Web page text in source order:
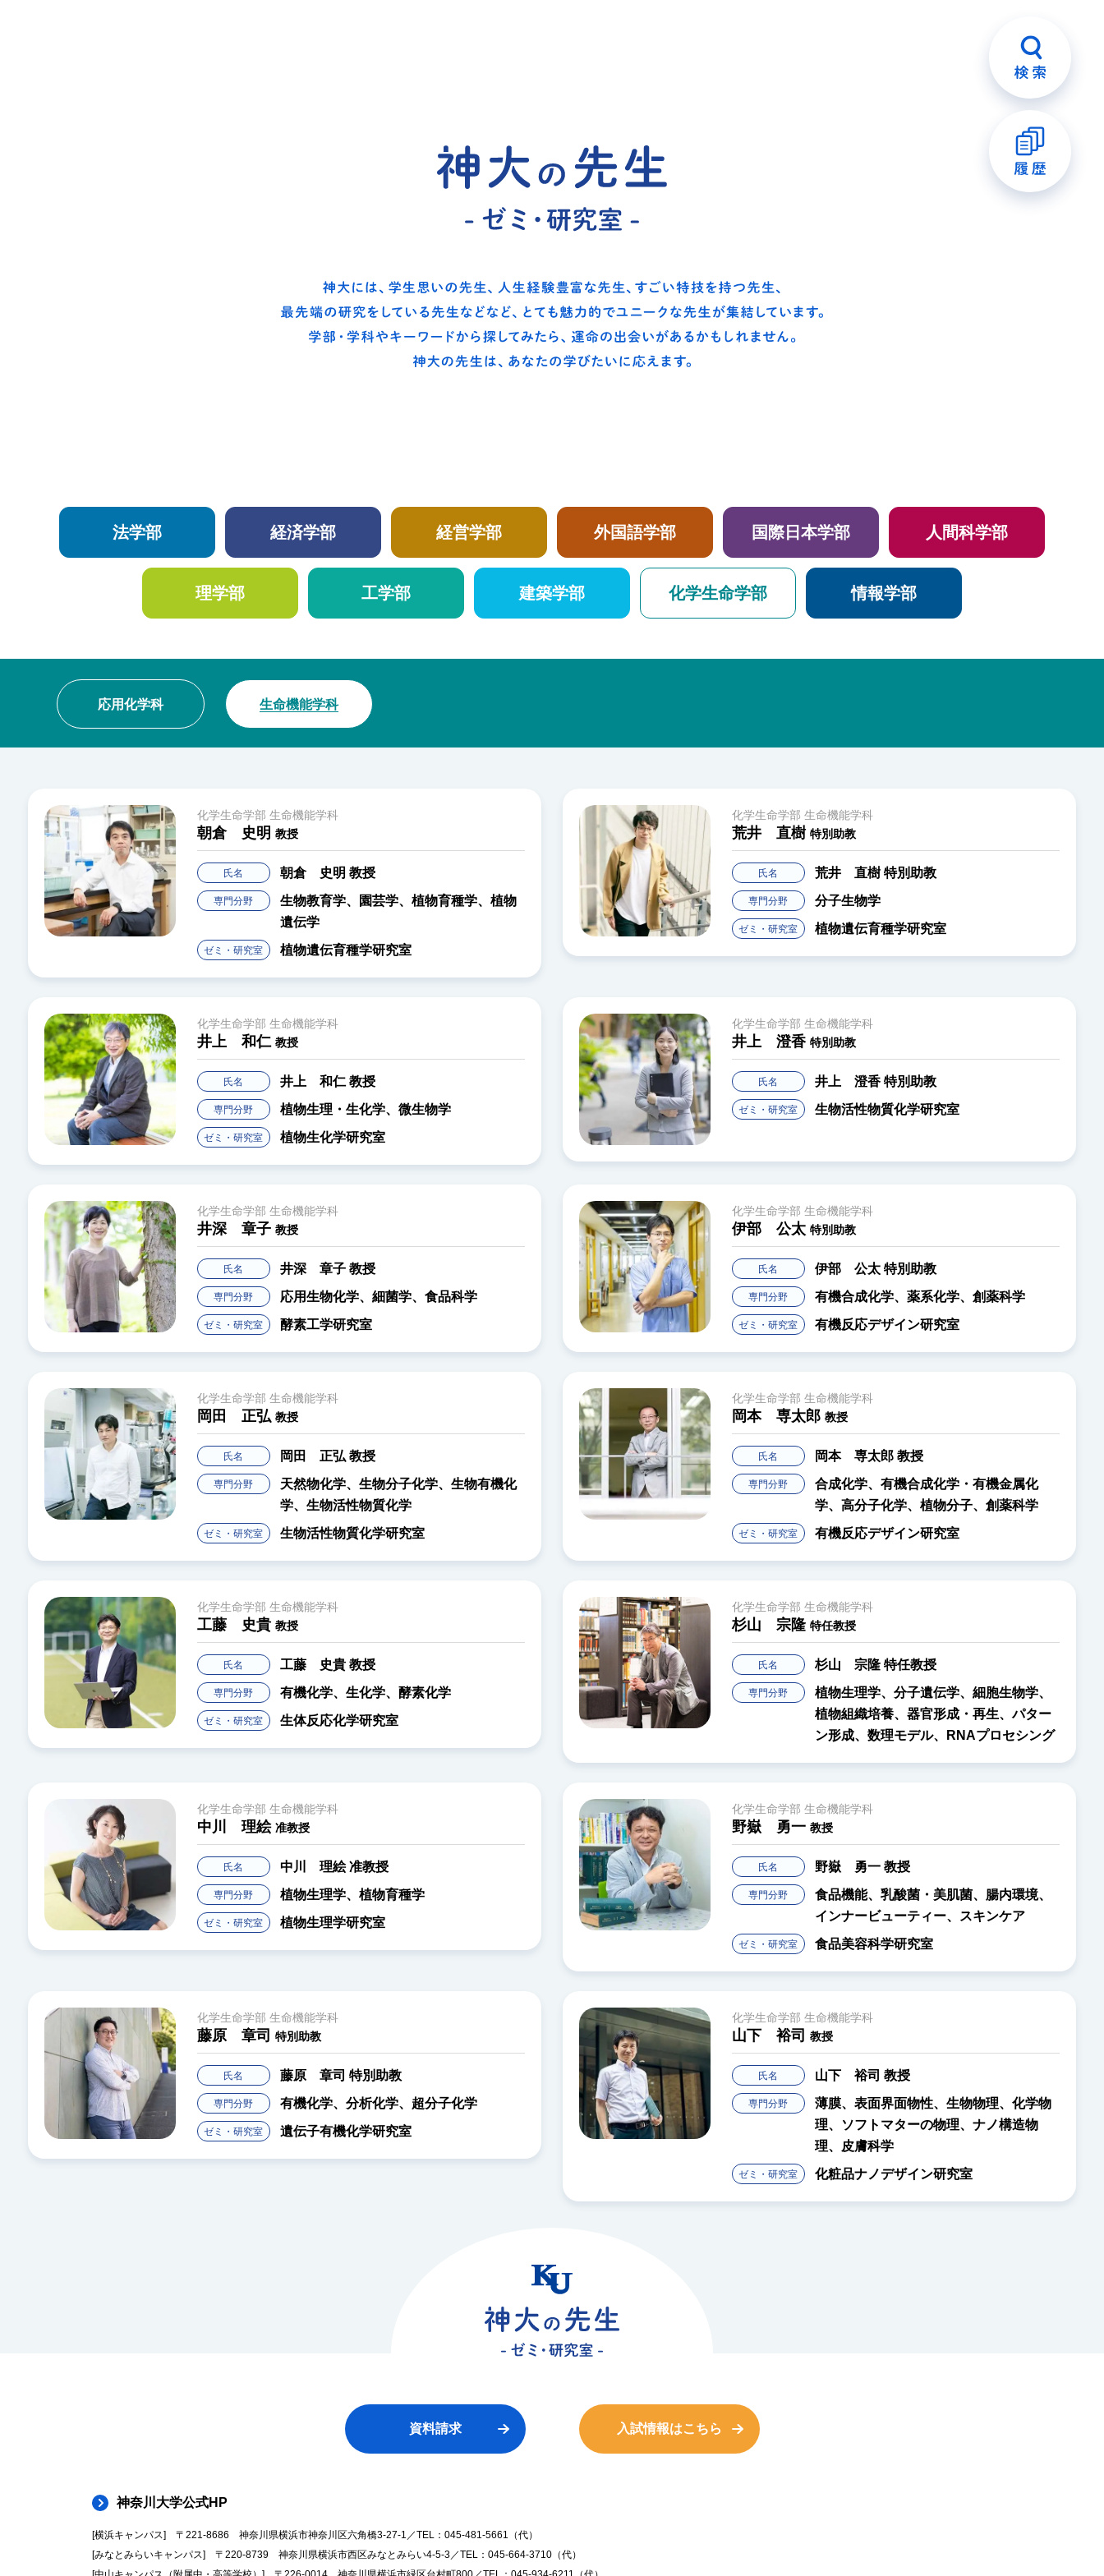
法学部 経済学部 経営学部 外国語学部 国際日本学部 人間科学部
理学部 工学部 建築学部 化学生命学部 情報学部
応用化学科 生命機能学科
化学生命学部 生命機能学科
朝倉 史明 教授
氏名 朝倉 史明 教授
専門分野
生物教育学、園芸学、植物育種学、植物
遺伝学
ゼミ・研究室 植物遺伝育種学研究室
化学生命学部 生命機能学科
荒井 直樹 特別助教
氏名 荒井 直樹 特別助教
専門分野 分子生物学
ゼミ・研究室 植物遺伝育種学研究室
化学生命学部 生命機能学科
井上 和仁 教授
氏名 井上 和仁 教授
専門分野 植物生理・生化学、微生物学
ゼミ・研究室 植物生化学研究室
化学生命学部 生命機能学科
井上 澄香 特別助教
氏名 井上 澄香 特別助教
ゼミ・研究室 生物活性物質化学研究室
化学生命学部 生命機能学科
井深 章子 教授
氏名 井深 章子 教授
専門分野 応用生物化学、細菌学、食品科学
ゼミ・研究室 酵素工学研究室
化学生命学部 生命機能学科
伊部 公太 特別助教
氏名 伊部 公太 特別助教
専門分野 有機合成化学、薬系化学、創薬科学
ゼミ・研究室 有機反応デザイン研究室
化学生命学部 生命機能学科
岡田 正弘 教授
氏名 岡田 正弘 教授
専門分野
天然物化学、生物分子化学、生物有機化
学、生物活性物質化学
ゼミ・研究室 生物活性物質化学研究室
化学生命学部 生命機能学科
岡本 専太郎 教授
氏名 岡本 専太郎 教授
専門分野
合成化学、有機合成化学・有機金属化
学、高分子化学、植物分子、創薬科学
ゼミ・研究室 有機反応デザイン研究室
化学生命学部 生命機能学科
工藤 史貴 教授
氏名 工藤 史貴 教授
専門分野 有機化学、生化学、酵素化学
ゼミ・研究室 生体反応化学研究室
化学生命学部 生命機能学科
杉山 宗隆 特任教授
氏名 杉山 宗隆 特任教授
専門分野
植物生理学、分子遺伝学、細胞生物学、
植物組織培養、器官形成・再生、パター
ン形成、数理モデル、RNAプロセシング
化学生命学部 生命機能学科
中川 理絵 准教授
氏名 中川 理絵准教授
専門分野 植物生理学、植物育種学
ゼミ・研究室 植物生理学研究室
化学生命学部 生命機能学科
野嶽 勇一 教授
氏名 野嶽 勇一 教授
専門分野
食品機能、乳酸菌・美肌菌、腸内環境、
インナービューティー、スキンケア
ゼミ・研究室 食品美容科学研究室
化学生命学部 生命機能学科
藤原 章司 特別助教
氏名 藤原 章司 特別助教
専門分野 有機化学、分析化学、超分子化学
ゼミ・研究室 遺伝子有機化学研究室
化学生命学部 生命機能学科
山下 裕司 教授
氏名 山下 裕司 教授
専門分野
薄膜、表面界面物性、生物物理、化学物
理、ソフトマターの物理、ナノ構造物
理、皮膚科学
ゼミ・研究室 化粧品ナノデザイン研究室
資料請求 入試情報はこちら
神奈川大学公式HP
[横浜キャンパス] 〒221-8686 神奈川県横浜市神奈川区六角橋3-27-1／TEL：045-481-5661（代）
[みなとみらいキャンパス] 〒220-8739 神奈川県横浜市西区みなとみらい4-5-3／TEL：045-664-3710（代）